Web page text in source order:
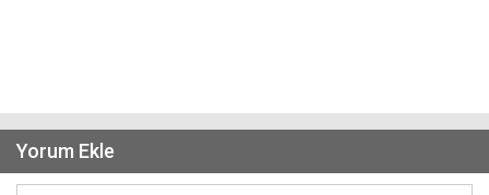
Yorum Ekle